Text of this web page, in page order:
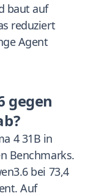
baut auf
reduziert
Agent
gegen
4 31B in
Benchmarks.
bei 73,4
Auf